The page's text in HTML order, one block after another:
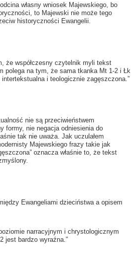
własny wniosek Majewskiego, bo
to Majewski nie może tego
historyczności Ewangelii.
że współczesny czytelnik myli tekst
polega na tym, że sama tkanka Mt 1-2 i Łk
i teologicznie zagęszczona.”
nie są przeciwieństwem
formy, nie negacja odniesienia do
tak nie uważa. Jak uczulałem
Majewskiego frazy takie jak
oznacza właśnie to, że tekst
Ewangeliami dzieciństwa a opisem
narracyjnym i chrystologicznym
jest bardzo wyraźna.”